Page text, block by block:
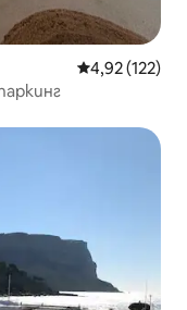
Средна
4,92 (122)